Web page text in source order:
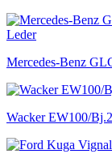
Mercedes-Benz
Wacker EW100/